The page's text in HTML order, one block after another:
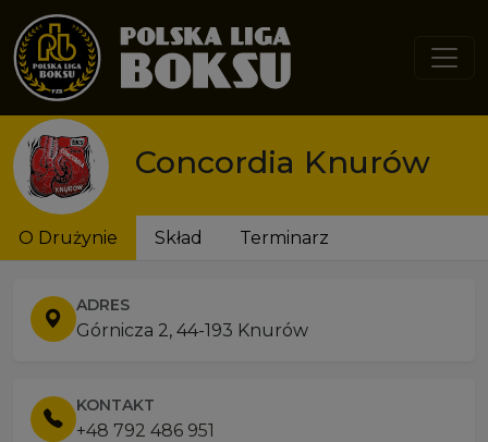
Przejdź do treści
Concordia Knurów
O Drużynie Skład Terminarz
ADRES
Górnicza 2, 44-193 Knurów
KONTAKT
+48 792 486 951